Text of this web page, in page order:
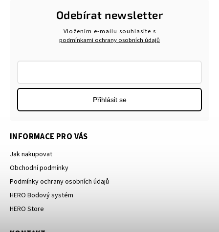
INFORMACE PRO VÁS
Jak nakupovat
Obchodní podmínky
Podmínky ochrany osobních údajů
HERO Bodový systém
HERO Store
Odebírat newsletter
Vložením e-mailu souhlasíte s
podmínkami ochrany osobních údajů
Přihlásit se